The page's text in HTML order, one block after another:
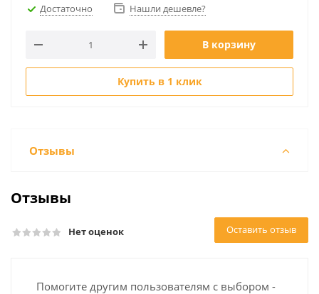
Достаточно Нашли дешевле?
В корзину
Купить в 1 клик
Отзывы
Отзывы
Нет оценок Оставить отзыв
Помогите другим пользователям с выбором -